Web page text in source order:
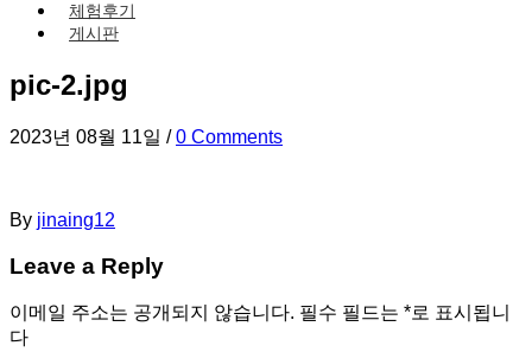
체험후기
게시판
pic-2.jpg
2023년 08월 11일 / 0 Comments
By jinaing12
Leave a Reply
이메일 주소는 공개되지 않습니다. 필수 필드는 *로 표시됩니
다